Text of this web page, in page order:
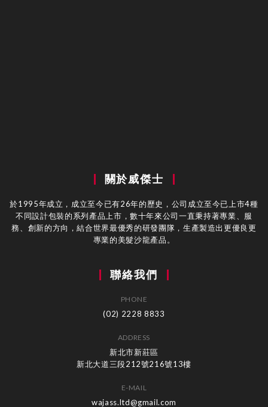
關於威傑士
於1995年成立，成立至今已有26年的歷史，公司成立至今已上市4種
不同設計包裝的系列產品上市，數十年來公司一直秉持著專業、服
務、創新的方向，結合世界最優秀的研發團隊，生產製造出更優良更
專業的美髮沙龍產品。
聯絡我們
PHONE
(02) 2228 8833
ADDRESS
新北市新莊區
新北大道三段212號216號13樓
E-MAIL
wajass.ltd@gmail.com